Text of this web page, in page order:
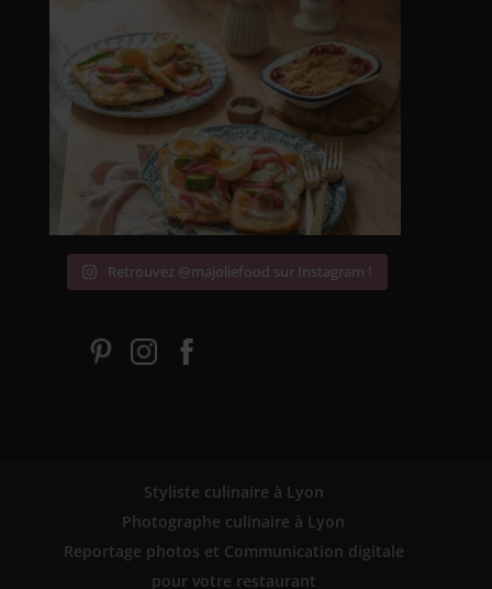
Retrouvez @majoliefood sur Instagram !
Styliste culinaire à Lyon
Photographe culinaire à Lyon
Reportage photos et Communication digitale
pour votre restaurant